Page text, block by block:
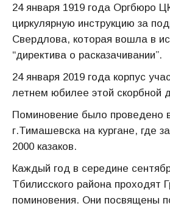
24 января 1919 года Оргбюро
циркулярную инструкцию за
Свердлова, которая вошла в
“директива о расказачивании”.
24 января 2019 года корпус
летнем юбилее этой скорбной
Поминовение было проведено
г.Тимашевска на кургане, где
2000 казаков.
Каждый год в середине
Тбилисского района проходят
поминовения. Они посвящены